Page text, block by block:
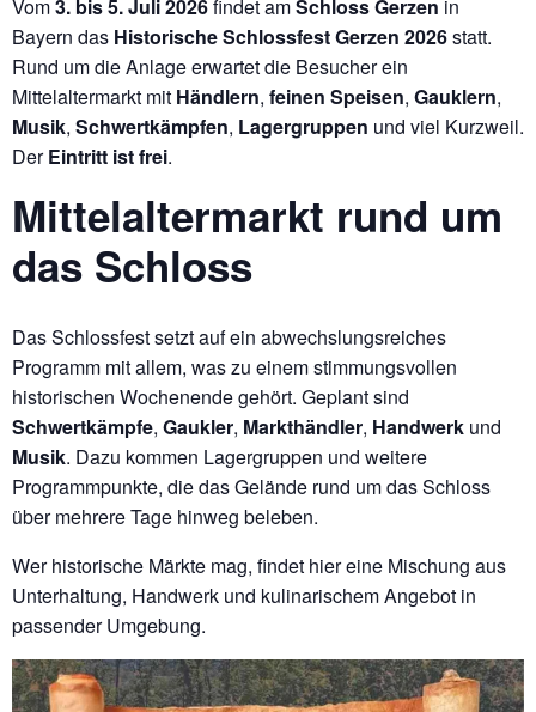
Vom3. bis 5. Juli 2026findet amSchloss Gerzen in
Bayern das Historische Schlossfest Gerzen 2026statt.
Rund um die Anlage erwartet die Besucher ein
Mittelaltermarkt mit Händlern, feinen Speisen, Gauklern,
Musik, Schwertkämpfen, Lagergruppen und viel Kurzweil.
DerEintritt ist frei.
Mittelaltermarkt rund um
das Schloss
Das Schlossfest setzt auf ein abwechslungsreiches
Programm mit allem, was zu einem stimmungsvollen
historischen Wochenende gehört. Geplant sind
Schwertkämpfe, Gaukler, Markthändler, Handwerk und
Musik. Dazu kommen Lagergruppen und weitere
Programmpunkte, die das Gelände rund um das Schloss
über mehrere Tage hinweg beleben.
Wer historische Märkte mag, findet hier eine Mischung aus
Unterhaltung, Handwerk und kulinarischem Angebot in
passender Umgebung.